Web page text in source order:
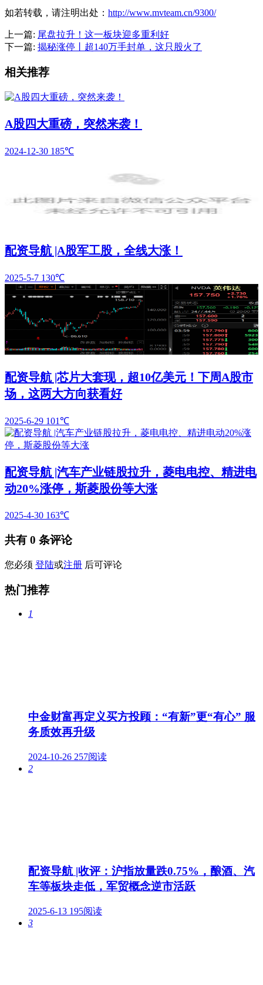
如若转载，请注明出处： http://www.mvteam.cn/9300/
上一篇: 尾盘拉升！这一板块迎多重利好
下一篇: 揭秘涨停丨超140万手封单，这只股火了
相关推荐
A股四大重磅，突然来袭！
2024-12-30 185℃
配资导航 |A股军工股，全线大涨！
2025-5-7 130℃
配资导航 |芯片大套现，超10亿美元！下周A股市
场，这两大方向获看好
2025-6-29 101℃
配资导航 |汽车产业链股拉升，菱电电控、精进电
动20%涨停，斯菱股份等大涨
2025-4-30 163℃
共有 0 条评论
您必须 登陆或注册 后可评论
热门推荐
1
中金财富再定义买方投顾：“有新”更“有心” 服
务质效再升级
2024-10-26 257阅读
2
配资导航 |收评：沪指放量跌0.75%，酿酒、汽
车等板块走低，军贸概念逆市活跃
2025-6-13 195阅读
3